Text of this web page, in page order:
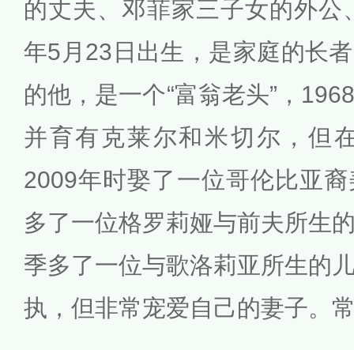
的丈夫、邓菲家三子女的外公
年5月23日出生，是家庭的长
的他，是一个“富翁老头”，
并育有克莱尔和米切尔，但
2009年时娶了一位哥伦比亚
多了一位格罗莉娅与前夫所生
季多了一位与歌洛莉亚所生的
执，但非常宠爱自己的妻子。